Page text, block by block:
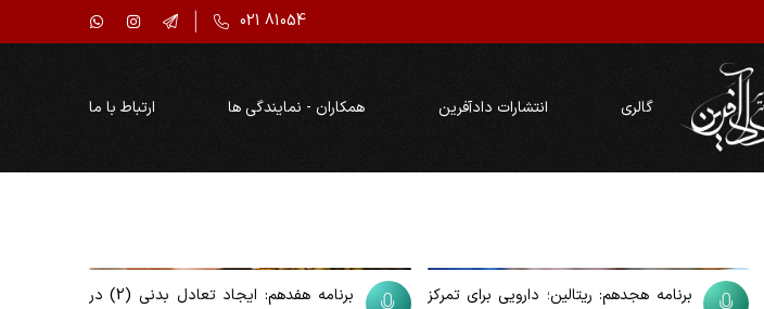
021 81054
گالری انتشارات دادآفرین همکاران - نمایندگی ها ارتباط با ما
برنامه هجدهم: ریتالین؛ دارویی برای تمرکز
برنامه هفدهم: ایجاد تعادل بدنی (2) در